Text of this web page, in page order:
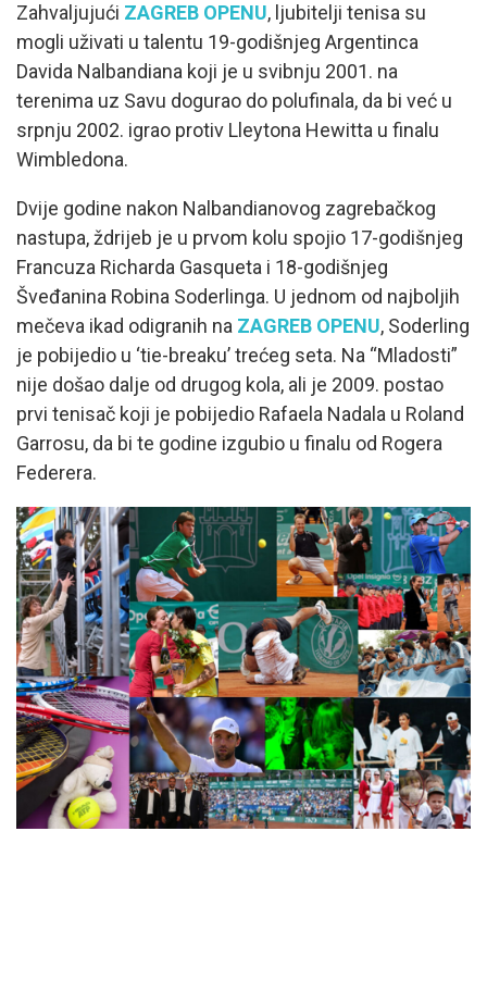
Zahvaljujući ZAGREB OPENU, ljubitelji tenisa su
mogli uživati u talentu 19-godišnjeg Argentinca
Davida Nalbandiana koji je u svibnju 2001. na
terenima uz Savu dogurao do polufinala, da bi već u
srpnju 2002. igrao protiv Lleytona Hewitta u finalu
Wimbledona.
Dvije godine nakon Nalbandianovog zagrebačkog
nastupa, ždrijeb je u prvom kolu spojio 17-godišnjeg
Francuza Richarda Gasqueta i 18-godišnjeg
Šveđanina Robina Soderlinga. U jednom od najboljih
mečeva ikad odigranih na ZAGREB OPENU, Soderling
je pobijedio u ‘tie-breaku’ trećeg seta. Na “Mladosti”
nije došao dalje od drugog kola, ali je 2009. postao
prvi tenisač koji je pobijedio Rafaela Nadala u Roland
Garrosu, da bi te godine izgubio u finalu od Rogera
Federera.